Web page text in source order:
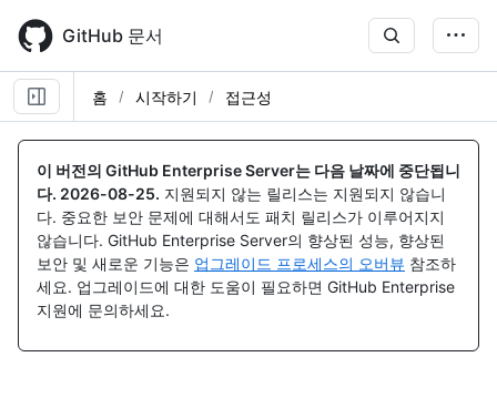
main
content
GitHub 문서
홈 시작하기 접근성
이 버전의 GitHub Enterprise Server는 다음 날짜에 중단됩니
다. 2026-08-25. 지원되지 않는 릴리스는 지원되지 않습니
다. 중요한 보안 문제에 대해서도 패치 릴리스가 이루어지지
않습니다. GitHub Enterprise Server의 향상된 성능, 향상된
보안 및 새로운 기능은 업그레이드 프로세스의 오버뷰 참조하
세요. 업그레이드에 대한 도움이 필요하면 GitHub Enterprise
지원에 문의하세요.